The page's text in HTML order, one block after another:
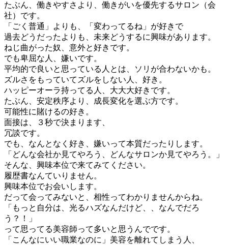
たぶん、働きやすさより、働きがいを優先するサロン（会
社）です。
「ごく普通」よりも、「変わってるね」が好きで
過去どうだったよりも、未来どうするに興味があります。
ねじ曲がった奴、意外と好きです。
でも卑屈な人、嫌いです。
平均的で良いと思っている人とは、ソリが合わないかも。
ズルさをもっていてズルをしない人、好き。
ハッピーオーラ持ってる人、大大大好きです。
たぶん、安定秩序より、成長変化を選ぶ方です。
可能性に賭けるの好き。
面接は、３秒で決まります、
冗談です。
でも、なんとなく好き、嫌いって本質だったりします。
「どんな会社か見てやろう、どんなサロンか見てやろう。」
そんな、興味本位で来てみてください。
履歴書なんていりません。
興味本位でお会いします。
だって会ってみないと、相性ってわかりませんからね。
「もっと自分は、光るハズなんだけど、、なんでだろ
う？！」
って思ってる美容師って多いと思うんでです。
「こんなにいい職業なのに」美容を離れてしまう人、